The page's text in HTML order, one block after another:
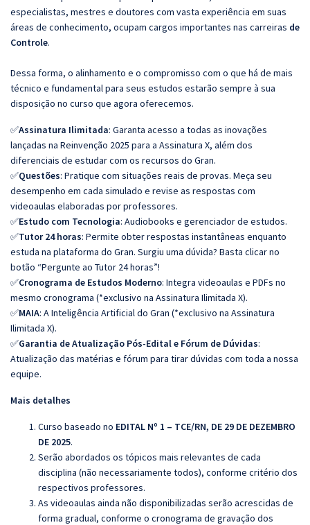
especialistas, mestres e doutores com vasta experiência em suas
áreas de conhecimento, ocupam cargos importantes nas carreiras de
Controle.
Dessa forma, o alinhamento e o compromisso com o que há de mais
técnico e fundamental para seus estudos estarão sempre à sua
disposição no curso que agora oferecemos.
✅Assinatura Ilimitada: Garanta acesso a todas as inovações
lançadas na Reinvenção 2025 para a Assinatura X, além dos
diferenciais de estudar com os recursos do Gran.
✅Questões: Pratique com situações reais de provas. Meça seu
desempenho em cada simulado e revise as respostas com
videoaulas elaboradas por professores.
✅Estudo com Tecnologia: Audiobooks e gerenciador de estudos.
✅Tutor 24 horas: Permite obter respostas instantâneas enquanto
estuda na plataforma do Gran. Surgiu uma dúvida? Basta clicar no
botão “Pergunte ao Tutor 24 horas”!
✅Cronograma de Estudos Moderno: Integra videoaulas e PDFs no
mesmo cronograma (*exclusivo na Assinatura Ilimitada X).
✅MAIA: A Inteligência Artificial do Gran (*exclusivo na Assinatura
Ilimitada X).
✅Garantia de Atualização Pós-Edital e Fórum de Dúvidas:
Atualização das matérias e fórum para tirar dúvidas com toda a nossa
equipe.
Mais detalhes
Curso baseado no EDITAL Nº 1 – TCE/RN, DE 29 DE DEZEMBRO
DE 2025.
Serão abordados os tópicos mais relevantes de cada
disciplina (não necessariamente todos), conforme critério dos
respectivos professores.
As videoaulas ainda não disponibilizadas serão acrescidas de
forma gradual, conforme o cronograma de gravação dos